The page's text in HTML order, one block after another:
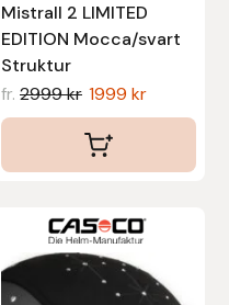
Mistrall 2 LIMITED
EDITION Mocca/svart
Struktur
fr. 2999kr 1999 kr
här
produkten